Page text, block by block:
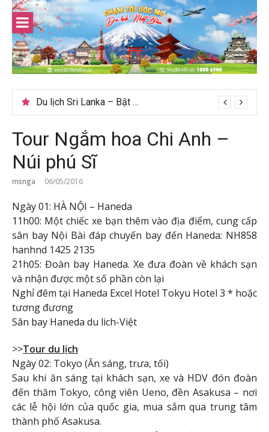
Skip
content
Du lịch Sri Lanka – Bật mí nên đi mùa nào đẹp
Tour Ngắm hoa Chi Anh –
Núi phú Sĩ
msnga 06/05/2016
Ngày 01: HÀ NỘI – Haneda
11h00: Một chiếc xe bạn thêm vào địa điểm, cung cấp
sân bay Nội Bài đáp chuyến bay đến Haneda: NH858
hanhnd ​​1425 2135
21h05: Đoàn bay Haneda. Xe đưa đoàn về khách sạn
và nhận được một số phần còn lại
Nghỉ đêm tại Haneda Excel Hotel Tokyu Hotel 3 * hoặc
tương đương
Sân bay Haneda du lich-Việt
>>Tour du lịch
Ngày 02: Tokyo (Ăn sáng, trưa, tối)
Sau khi ăn sáng tại khách sạn, xe và HDV đón đoàn
đến thăm Tokyo, công viên Ueno, đền Asakusa – nơi
các lễ hội lớn của quốc gia, mua sắm qua trung tâm
thành phố Asakusa.